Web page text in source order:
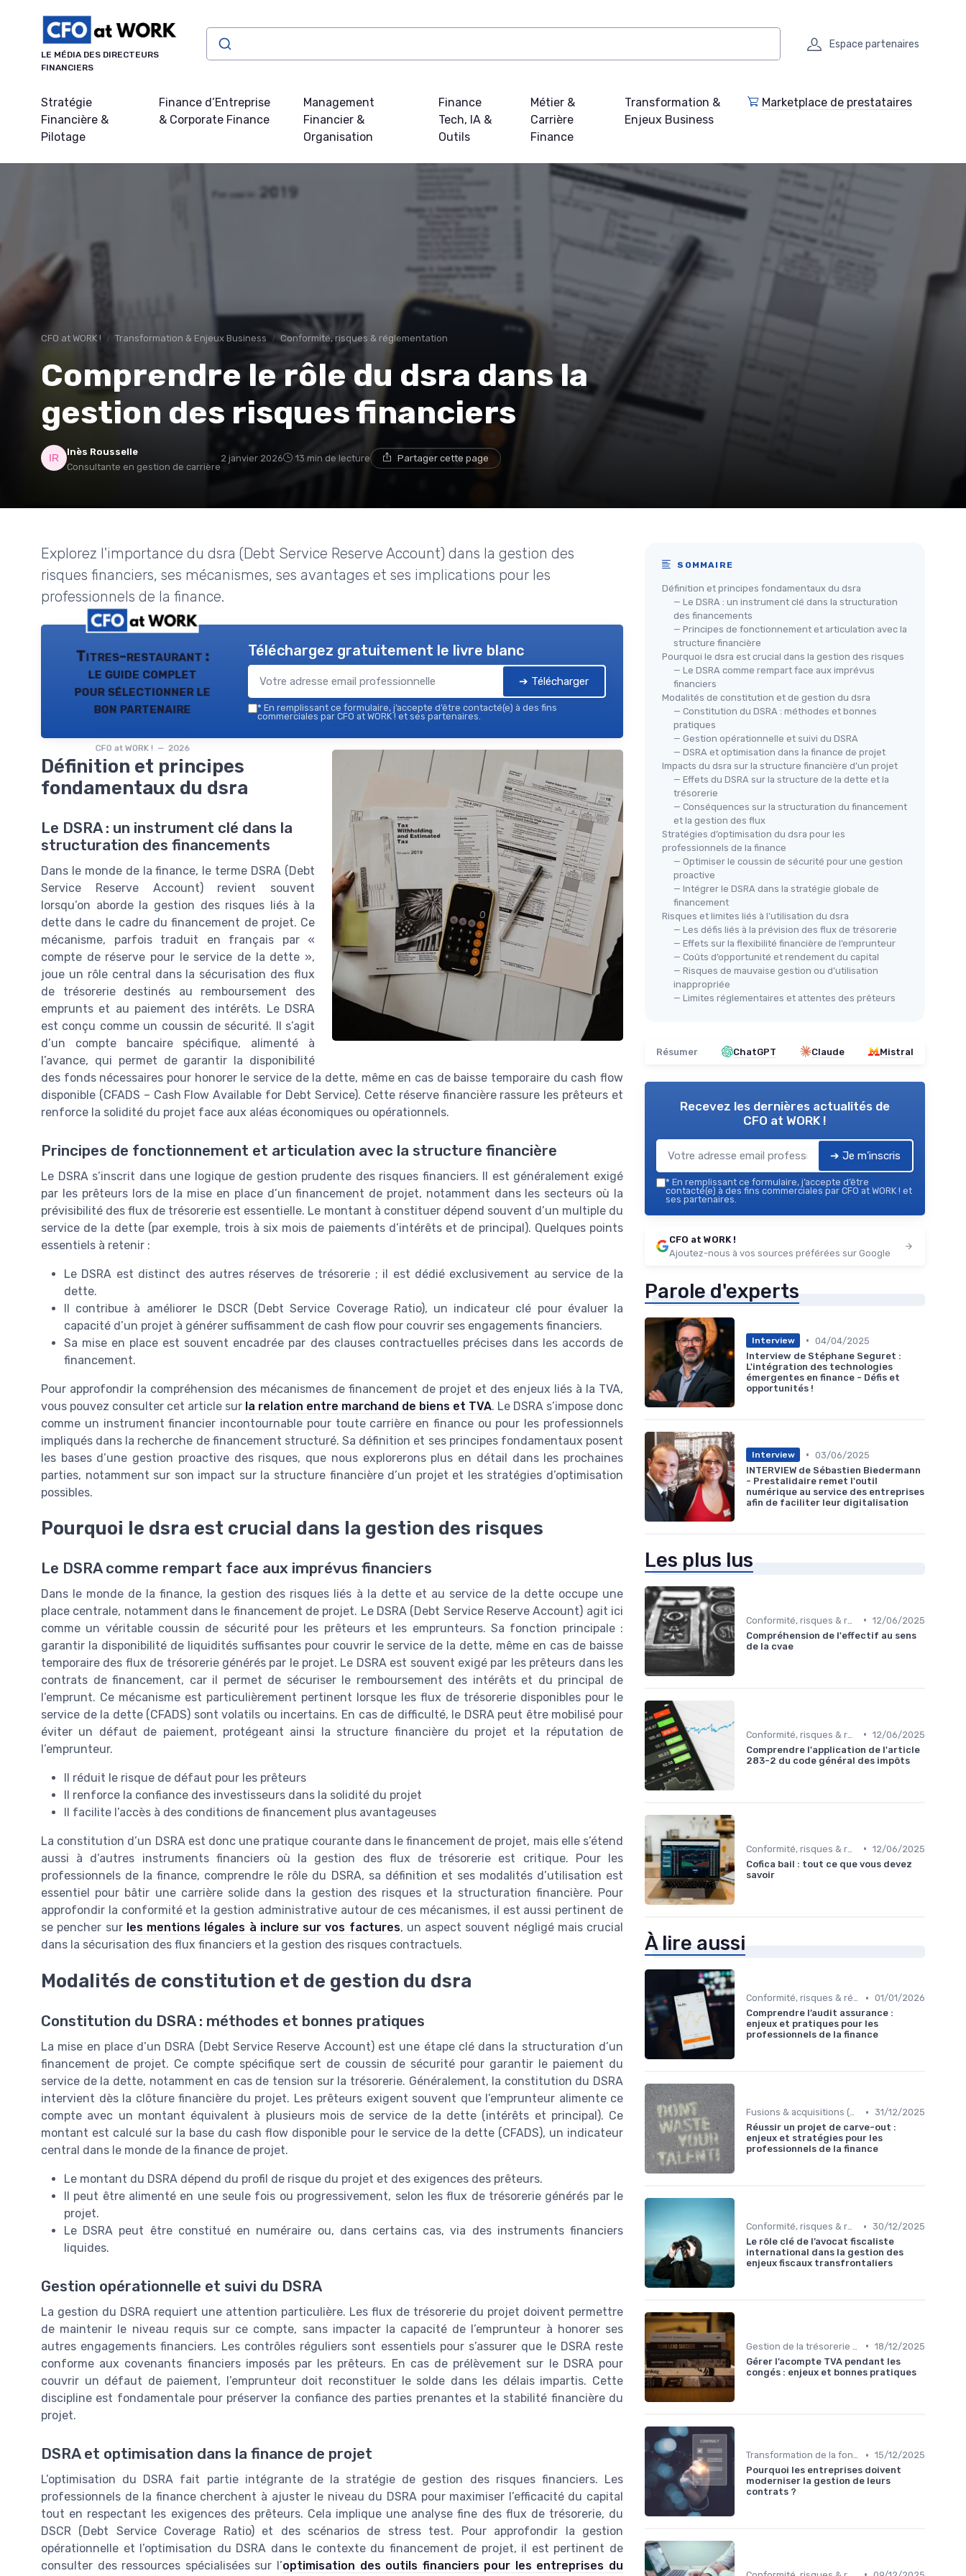
LE MÉDIA DES DIRECTEURS
FINANCIERS
Espace partenaires
Stratégie
Financière &
Pilotage
Finance d’Entreprise
& Corporate Finance
Management
Financier &
Organisation
Finance
Tech, IA &
Outils
Métier &
Carrière
Finance
Transformation &
Enjeux Business
Marketplace de prestataires
CFO at WORK ! Transformation & Enjeux Business Conformité, risques & réglementation
Comprendre le rôle du dsra dans la
gestion des risques financiers
Inès Rousselle
Consultante en gestion de carrière
2 janvier 2026 13 min de lecture Partager cette page
Explorez l'importance du dsra (Debt Service Reserve Account) dans la gestion des
risques financiers, ses mécanismes, ses avantages et ses implications pour les
professionnels de la finance.
Titres-restaurant :
le guide complet
pour sélectionner le
bon partenaire
CFO at WORK ! — 2026
Téléchargez gratuitement le livre blanc
➔ Télécharger
* En remplissant ce formulaire, j’accepte d’être contacté(e) à des fins
commerciales par CFO at WORK ! et ses partenaires.
Définition et principes
fondamentaux du dsra
Le DSRA : un instrument clé dans la
structuration des financements
Dans le monde de la finance, le terme DSRA (Debt
Service Reserve Account) revient souvent
lorsqu’on aborde la gestion des risques liés à la
dette dans le cadre du financement de projet. Ce
mécanisme, parfois traduit en français par «
compte de réserve pour le service de la dette »,
joue un rôle central dans la sécurisation des flux
de trésorerie destinés au remboursement des
emprunts et au paiement des intérêts. Le DSRA
est conçu comme un coussin de sécurité. Il s’agit
d’un compte bancaire spécifique, alimenté à
l’avance, qui permet de garantir la disponibilité
des fonds nécessaires pour honorer le service de la dette, même en cas de baisse temporaire du cash flow
disponible (CFADS – Cash Flow Available for Debt Service). Cette réserve financière rassure les prêteurs et
renforce la solidité du projet face aux aléas économiques ou opérationnels.
Principes de fonctionnement et articulation avec la structure financière
Le DSRA s’inscrit dans une logique de gestion prudente des risques financiers. Il est généralement exigé
par les prêteurs lors de la mise en place d’un financement de projet, notamment dans les secteurs où la
prévisibilité des flux de trésorerie est essentielle. Le montant à constituer dépend souvent d’un multiple du
service de la dette (par exemple, trois à six mois de paiements d’intérêts et de principal). Quelques points
essentiels à retenir :
Le DSRA est distinct des autres réserves de trésorerie ; il est dédié exclusivement au service de la
dette.
Il contribue à améliorer le DSCR (Debt Service Coverage Ratio), un indicateur clé pour évaluer la
capacité d’un projet à générer suffisamment de cash flow pour couvrir ses engagements financiers.
Sa mise en place est souvent encadrée par des clauses contractuelles précises dans les accords de
financement.
Pour approfondir la compréhension des mécanismes de financement de projet et des enjeux liés à la TVA,
vous pouvez consulter cet article sur la relation entre marchand de biens et TVA. Le DSRA s’impose donc
comme un instrument financier incontournable pour toute carrière en finance ou pour les professionnels
impliqués dans la recherche de financement structuré. Sa définition et ses principes fondamentaux posent
les bases d’une gestion proactive des risques, que nous explorerons plus en détail dans les prochaines
parties, notamment sur son impact sur la structure financière d’un projet et les stratégies d’optimisation
possibles.
Pourquoi le dsra est crucial dans la gestion des risques
Le DSRA comme rempart face aux imprévus financiers
Dans le monde de la finance, la gestion des risques liés à la dette et au service de la dette occupe une
place centrale, notamment dans le financement de projet. Le DSRA (Debt Service Reserve Account) agit ici
comme un véritable coussin de sécurité pour les prêteurs et les emprunteurs. Sa fonction principale :
garantir la disponibilité de liquidités suffisantes pour couvrir le service de la dette, même en cas de baisse
temporaire des flux de trésorerie générés par le projet. Le DSRA est souvent exigé par les prêteurs dans les
contrats de financement, car il permet de sécuriser le remboursement des intérêts et du principal de
l’emprunt. Ce mécanisme est particulièrement pertinent lorsque les flux de trésorerie disponibles pour le
service de la dette (CFADS) sont volatils ou incertains. En cas de difficulté, le DSRA peut être mobilisé pour
éviter un défaut de paiement, protégeant ainsi la structure financière du projet et la réputation de
l’emprunteur.
Il réduit le risque de défaut pour les prêteurs
Il renforce la confiance des investisseurs dans la solidité du projet
Il facilite l’accès à des conditions de financement plus avantageuses
La constitution d’un DSRA est donc une pratique courante dans le financement de projet, mais elle s’étend
aussi à d’autres instruments financiers où la gestion des flux de trésorerie est critique. Pour les
professionnels de la finance, comprendre le rôle du DSRA, sa définition et ses modalités d’utilisation est
essentiel pour bâtir une carrière solide dans la gestion des risques et la structuration financière. Pour
approfondir la conformité et la gestion administrative autour de ces mécanismes, il est aussi pertinent de
se pencher sur les mentions légales à inclure sur vos factures, un aspect souvent négligé mais crucial
dans la sécurisation des flux financiers et la gestion des risques contractuels.
Modalités de constitution et de gestion du dsra
Constitution du DSRA : méthodes et bonnes pratiques
La mise en place d’un DSRA (Debt Service Reserve Account) est une étape clé dans la structuration d’un
financement de projet. Ce compte spécifique sert de coussin de sécurité pour garantir le paiement du
service de la dette, notamment en cas de tension sur la trésorerie. Généralement, la constitution du DSRA
intervient dès la clôture financière du projet. Les prêteurs exigent souvent que l’emprunteur alimente ce
compte avec un montant équivalent à plusieurs mois de service de la dette (intérêts et principal). Ce
montant est calculé sur la base du cash flow disponible pour le service de la dette (CFADS), un indicateur
central dans le monde de la finance de projet.
Le montant du DSRA dépend du profil de risque du projet et des exigences des prêteurs.
Il peut être alimenté en une seule fois ou progressivement, selon les flux de trésorerie générés par le
projet.
Le DSRA peut être constitué en numéraire ou, dans certains cas, via des instruments financiers
liquides.
Gestion opérationnelle et suivi du DSRA
La gestion du DSRA requiert une attention particulière. Les flux de trésorerie du projet doivent permettre
de maintenir le niveau requis sur ce compte, sans impacter la capacité de l’emprunteur à honorer ses
autres engagements financiers. Les contrôles réguliers sont essentiels pour s’assurer que le DSRA reste
conforme aux covenants financiers imposés par les prêteurs. En cas de prélèvement sur le DSRA pour
couvrir un défaut de paiement, l’emprunteur doit reconstituer le solde dans les délais impartis. Cette
discipline est fondamentale pour préserver la confiance des parties prenantes et la stabilité financière du
projet.
DSRA et optimisation dans la finance de projet
L’optimisation du DSRA fait partie intégrante de la stratégie de gestion des risques financiers. Les
professionnels de la finance cherchent à ajuster le niveau du DSRA pour maximiser l’efficacité du capital
tout en respectant les exigences des prêteurs. Cela implique une analyse fine des flux de trésorerie, du
DSCR (Debt Service Coverage Ratio) et des scénarios de stress test. Pour approfondir la gestion
opérationnelle et l’optimisation du DSRA dans le contexte du financement de projet, il est pertinent de
consulter des ressources spécialisées sur l’optimisation des outils financiers pour les entreprises du
SOMMAIRE
Définition et principes fondamentaux du dsra
— Le DSRA : un instrument clé dans la structuration
des financements
— Principes de fonctionnement et articulation avec la
structure financière
Pourquoi le dsra est crucial dans la gestion des risques
— Le DSRA comme rempart face aux imprévus
financiers
Modalités de constitution et de gestion du dsra
— Constitution du DSRA : méthodes et bonnes
pratiques
— Gestion opérationnelle et suivi du DSRA
— DSRA et optimisation dans la finance de projet
Impacts du dsra sur la structure financière d’un projet
— Effets du DSRA sur la structure de la dette et la
trésorerie
— Conséquences sur la structuration du financement
et la gestion des flux
Stratégies d’optimisation du dsra pour les
professionnels de la finance
— Optimiser le coussin de sécurité pour une gestion
proactive
— Intégrer le DSRA dans la stratégie globale de
financement
Risques et limites liés à l’utilisation du dsra
— Les défis liés à la prévision des flux de trésorerie
— Effets sur la flexibilité financière de l’emprunteur
— Coûts d’opportunité et rendement du capital
— Risques de mauvaise gestion ou d’utilisation
inappropriée
— Limites réglementaires et attentes des prêteurs
Résumer ChatGPT Claude Mistral
Recevez les dernières actualités de
CFO at WORK !
➔ Je m'inscris
* En remplissant ce formulaire, j’accepte d’être
contacté(e) à des fins commerciales par CFO at WORK ! et
ses partenaires.
CFO at WORK !
Ajoutez-nous à vos sources préférées sur Google
Parole d'experts
Interview • 04/04/2025
Interview de Stéphane Seguret :
L'intégration des technologies
émergentes en finance - Défis et
opportunités !
Interview • 03/06/2025
INTERVIEW de Sébastien Biedermann
- Prestalidaire remet l'outil
numérique au service des entreprises
afin de faciliter leur digitalisation
Les plus lus
• 12/06/2025
Compréhension de l'effectif au sens
de la cvae
• 12/06/2025
Comprendre l'application de l'article
283-2 du code général des impôts
• 12/06/2025
Cofica bail : tout ce que vous devez
savoir
À lire aussi
Conformité, risques & réglementation • 01/01/2026
Comprendre l’audit assurance :
enjeux et pratiques pour les
professionnels de la finance
Fusions & acquisitions (M&A) • 31/12/2025
Réussir un projet de carve-out :
enjeux et stratégies pour les
professionnels de la finance
Conformité, risques & réglementation • 30/12/2025
Le rôle clé de l’avocat fiscaliste
international dans la gestion des
enjeux fiscaux transfrontaliers
• 18/12/2025
Gérer l’acompte TVA pendant les
congés : enjeux et bonnes pratiques
Transformation de la fonction finance • 15/12/2025
Pourquoi les entreprises doivent
moderniser la gestion de leurs
contrats ?